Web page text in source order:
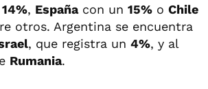
14%, Españacon un 15% o Chile
otros. Argentina se encuentra
, que registra un 4%, y al
Rumania.